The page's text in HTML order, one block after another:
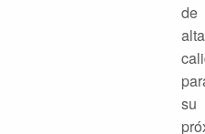
de
alta
su